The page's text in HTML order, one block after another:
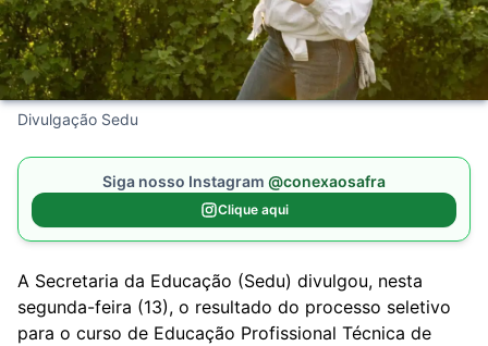
Divulgação Sedu
Siga nosso Instagram @conexaosafra
Clique aqui
A Secretaria da Educação (Sedu) divulgou, nesta
segunda-feira (13), o resultado do processo seletivo
para o curso de Educação Profissional Técnica de